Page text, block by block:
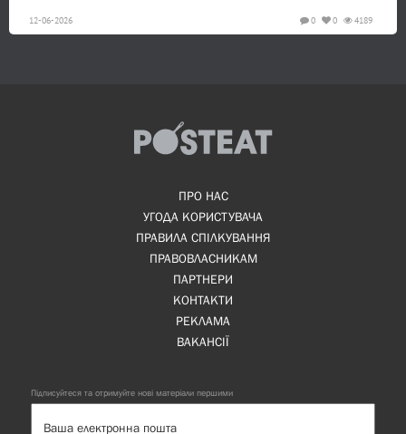
12-06-2026 4189
0
0
ПРО НАС
УГОДА КОРИСТУВАЧА
ПРАВИЛА СПІЛКУВАННЯ
ПРАВОВЛАСНИКАМ
ПАРТНЕРИ
КОНТАКТИ
РЕКЛАМА
ВАКАНСІЇ
Підписуйтеся та отримуйте нові матеріали першими